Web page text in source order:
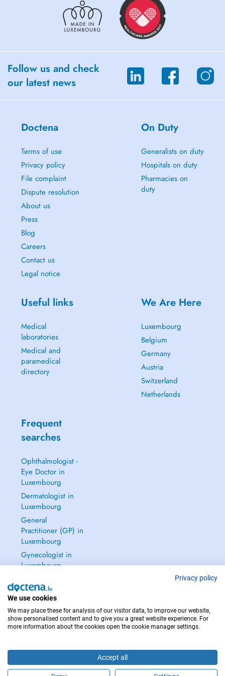
bodypléthysmographie, diffusion).
- Explorations endoscopiques de l'appareil respiratoire
(bronchoscopie, ponction pleurale)
- Pathologies respiratoires du sommeil (apnées du sommeil,
ronflements)
Le Dr Celis traite les patients à partir de 15 ans et uniquement à partir
Follow us and check
our latest news
Doctena
Terms of use
Privacy policy
File complaint
Dispute resolution
About us
Press
Blog
Careers
Contact us
Legal notice
On Duty
Generalists on duty
Hospitals on duty
Pharmacies on
duty
Useful links
Medical
laboratories
Medical and
paramedical
directory
We Are Here
Luxembourg
Belgium
Germany
Austria
Switzerland
Netherlands
Frequent
searches
Ophthalmologist -
Eye Doctor in
Luxembourg
Dermatologist in
Luxembourg
General
Practitioner (GP) in
Luxembourg
Gynecologist in
Luxembourg
IN CASE OF EMERGENCIES, PLEASE CONTACT : 112
Privacy policy
We use cookies
We may place these for analysis of our visitor data, to improve our website,
show personalised content and to give you a great website experience. For
more information about the cookies open the cookie manager settings.
Accept all